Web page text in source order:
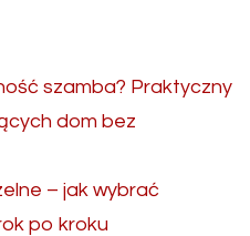
szamba? Praktyczny
dom bez
– jak wybrać
po kroku